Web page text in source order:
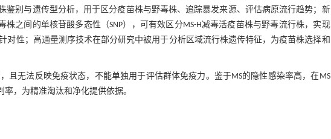
鉴别与遗传型分析，用于区分疫苗株与野毒株、追踪暴发来源、评估病原流行趋势；新
株之间的单核苷酸多态性（SNP），可有效区分MS-H减毒活疫苗株与野毒流行株，实现
对性；高通量测序技术在部分研究中被用于分析区域流行株遗传特征，为疫苗株选择和
且无法反映免疫状态，不能单独用于评估群体免疫力。鉴于MS的隐性感染率高，在MS
率，为精准淘汰和净化提供依据。